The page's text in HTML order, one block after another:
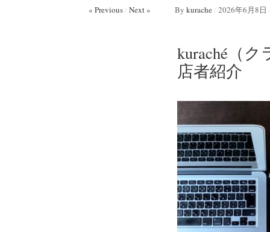
« Previous/ Next » By kurache/ 2026年6月8日
kuraché（
店者紹介